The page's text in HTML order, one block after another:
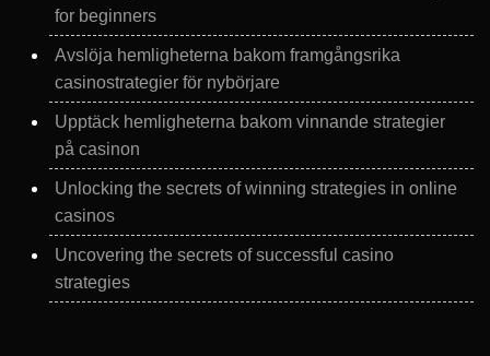
for beginners
Avslöja hemligheterna bakom framgångsrika
casinostrategier för nybörjare
Upptäck hemligheterna bakom vinnande strategier
på casinon
Unlocking the secrets of winning strategies in online
casinos
Uncovering the secrets of successful casino
strategies